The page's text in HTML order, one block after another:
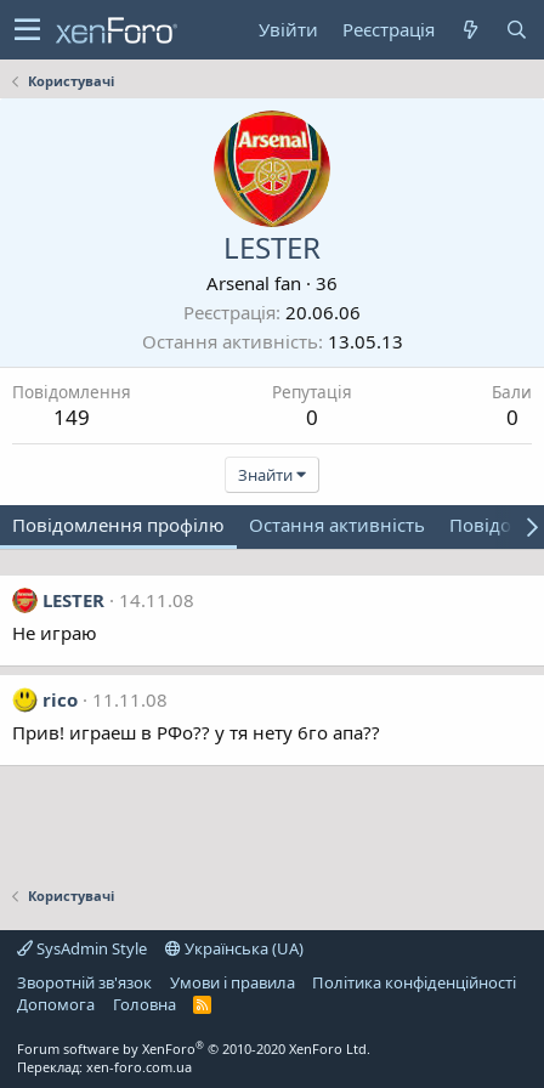
Увійти Реєстрація
Користувачі
LESTER
Arsenal fan · 36
Реєстрація 20.06.06
Остання активність 13.05.13
Повідомлення
149
Репутація
0
Бали
0
Знайти
Повідомлення профілю Остання активність
LESTER
14.11.08
Не играю
rico
11.11.08
Прив! играеш в РФо?? у тя нету 6го апа??
Користувачі
SysAdmin Style
Українська (UA)
Зворотній зв'язок
Умови і правила
Політика конфіденційності
Дoпoмoга
Головна
R
Forum software by XenForo® © 2010-2020 XenForo Ltd.
Переклад: xen-foro.com.ua